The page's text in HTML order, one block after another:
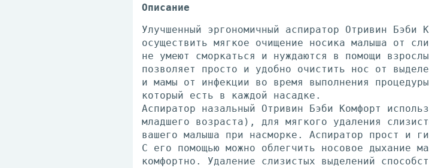
Описание
Улучшенный эргономичный аспиратор Отривин Бэби
осуществить мягкое очищение носика малыша от
не умеют сморкаться и нуждаются в помощи
позволяет просто и удобно очистить нос от
и мамы от инфекции во время выполнения
который есть в каждой насадке.
Аспиратор назальный Отривин Бэби Комфорт
младшего возраста), для мягкого удаления
вашего малыша при насморке. Аспиратор прост и
С его помощью можно облегчить носовое дыхание
комфортно. Удаление слизистых выделений